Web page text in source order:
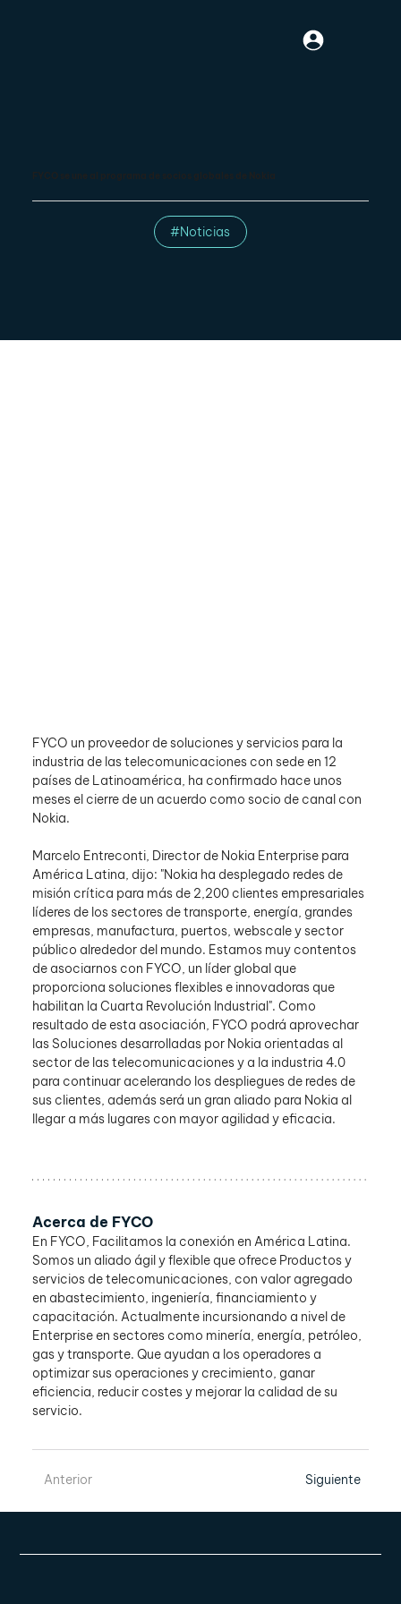
#Noticias
FYCO un proveedor de soluciones y servicios para la
industria de las telecomunicaciones con sede en 12
países de Latinoamérica, ha confirmado hace unos
meses el cierre de un acuerdo como socio de canal con
Nokia.
Marcelo Entreconti, Director de Nokia Enterprise para
América Latina, dijo: "Nokia ha desplegado redes de
misión crítica para más de 2,200 clientes empresariales
líderes de los sectores de transporte, energía, grandes
empresas, manufactura, puertos, webscale y sector
público alrededor del mundo. Estamos muy contentos
de asociarnos con FYCO, un líder global que
proporciona soluciones flexibles e innovadoras que
habilitan la Cuarta Revolución Industrial". Como
resultado de esta asociación, FYCO podrá aprovechar
las Soluciones desarrolladas por Nokia orientadas al
sector de las telecomunicaciones y a la industria 4.0
para continuar acelerando los despliegues de redes de
sus clientes, además será un gran aliado para Nokia al
llegar a más lugares con mayor agilidad y eficacia.
Acerca de FYCO
En FYCO, Facilitamos la conexión en América Latina.
Somos un aliado ágil y flexible que ofrece Productos y
servicios de telecomunicaciones, con valor agregado
en abastecimiento, ingeniería, financiamiento y
capacitación. Actualmente incursionando a nivel de
Enterprise en sectores como minería, energía, petróleo,
gas y transporte. Que ayudan a los operadores a
optimizar sus operaciones y crecimiento, ganar
eficiencia, reducir costes y mejorar la calidad de su
servicio.
Anterior Siguiente